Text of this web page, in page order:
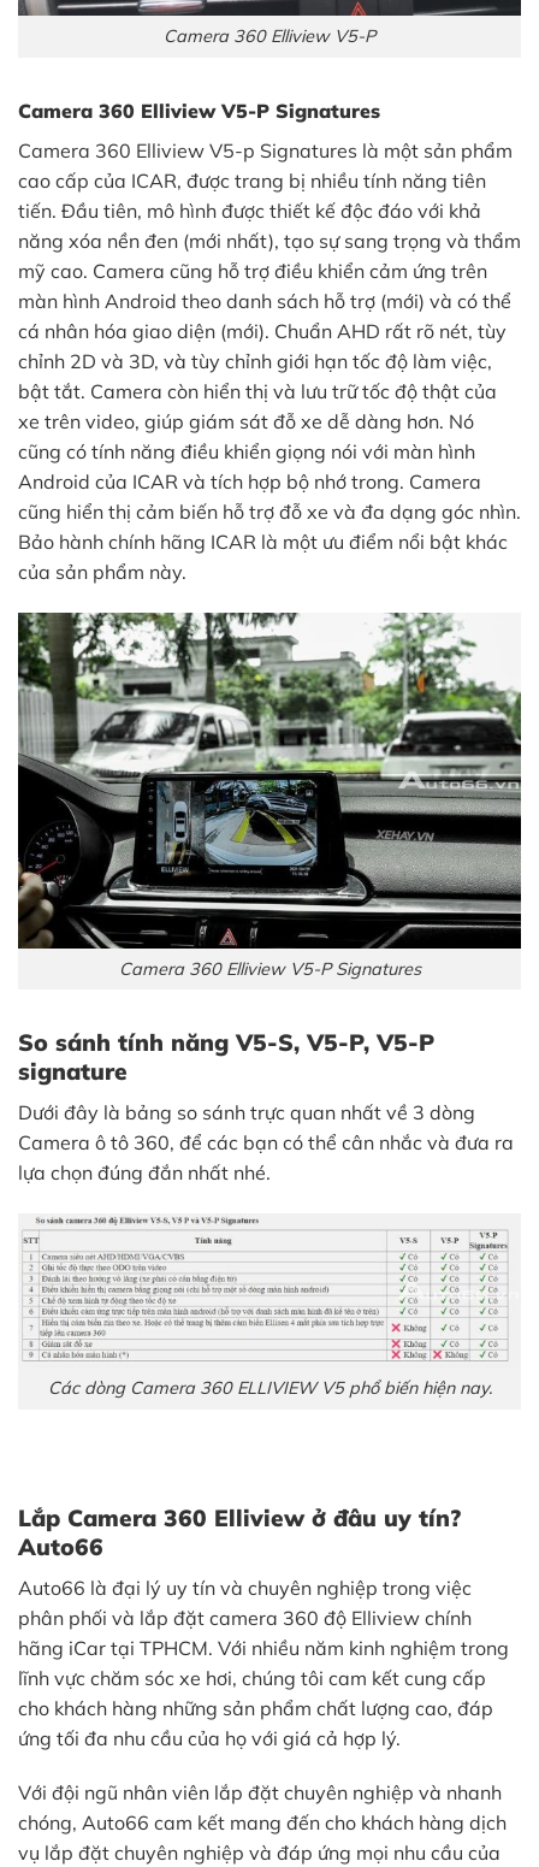
Camera 360 Elliview V5-P
Camera 360 Elliview V5-P Signatures
Camera 360 Elliview V5-p Signatures là một sản phẩm
cao cấp của ICAR, được trang bị nhiều tính năng tiên
tiến. Đầu tiên, mô hình được thiết kế độc đáo với khả
năng xóa nền đen (mới nhất), tạo sự sang trọng và thẩm
mỹ cao. Camera cũng hỗ trợ điều khiển cảm ứng trên
màn hình Android theo danh sách hỗ trợ (mới) và có thể
cá nhân hóa giao diện (mới). Chuẩn AHD rất rõ nét, tùy
chỉnh 2D và 3D, và tùy chỉnh giới hạn tốc độ làm việc,
bật tắt. Camera còn hiển thị và lưu trữ tốc độ thật của
xe trên video, giúp giám sát đỗ xe dễ dàng hơn. Nó
cũng có tính năng điều khiển giọng nói với màn hình
Android của ICAR và tích hợp bộ nhớ trong. Camera
cũng hiển thị cảm biến hỗ trợ đỗ xe và đa dạng góc nhìn.
Bảo hành chính hãng ICAR là một ưu điểm nổi bật khác
của sản phẩm này.
Camera 360 Elliview V5-P Signatures
So sánh tính năng V5-S, V5-P, V5-P
signature
Dưới đây là bảng so sánh trực quan nhất về 3 dòng
Camera ô tô 360, để các bạn có thể cân nhắc và đưa ra
lựa chọn đúng đắn nhất nhé.
Các dòng Camera 360 ELLIVIEW V5 phổ biến hiện nay.
Lắp Camera 360 Elliview ở đâu uy tín?
Auto66
Auto66 là đại lý uy tín và chuyên nghiệp trong việc
phân phối và lắp đặt camera 360 độ Elliview chính
hãng iCar tại TPHCM. Với nhiều năm kinh nghiệm trong
lĩnh vực chăm sóc xe hơi, chúng tôi cam kết cung cấp
cho khách hàng những sản phẩm chất lượng cao, đáp
ứng tối đa nhu cầu của họ với giá cả hợp lý.
Với đội ngũ nhân viên lắp đặt chuyên nghiệp và nhanh
chóng, Auto66 cam kết mang đến cho khách hàng dịch
vụ lắp đặt chuyên nghiệp và đáp ứng mọi nhu cầu của